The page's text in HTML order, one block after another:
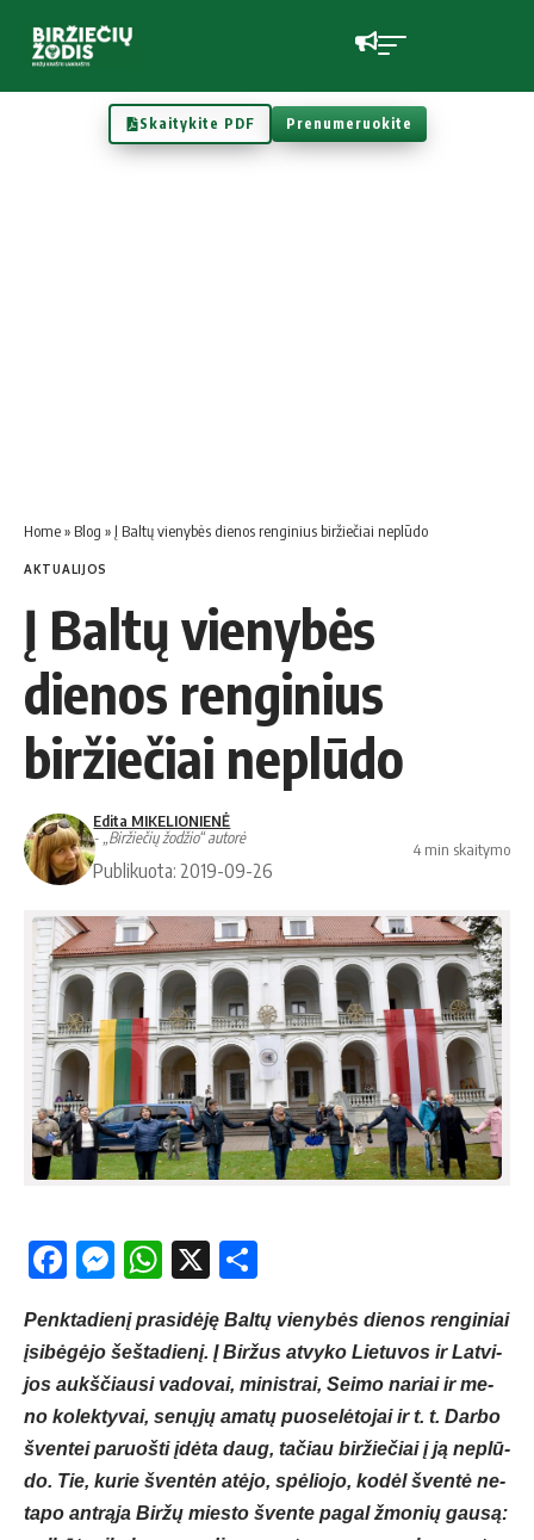
Skaitykite PDF Prenumeruokite
Home» Blog » Į Baltų vienybės dienos renginius biržiečiai neplūdo
AKTUALIJOS
Į Baltų vienybės
dienos renginius
biržiečiai neplūdo
Edita MIKELIONIENĖ
- „Biržiečių žodžio“ autorė
Publikuota: 2019-09-26
4 min skaitymo
Facebook
Messenger
WhatsApp
X
Penk­ta­die­nį pra­si­dė­ję Bal­tų vie­ny­bės die­nos ren­gi­niai
įsi­bė­gė­jo šeš­ta­die­nį. Į Bir­žus at­vy­ko Lie­tu­vos ir Lat­vi­
jos aukš­čiau­si va­do­vai, mi­nist­rai, Sei­mo na­riai ir me­
no ko­lek­ty­vai, se­nų­jų ama­tų puo­se­lė­to­jai ir t. t. Dar­bo
šven­tei pa­ruoš­ti įdė­ta daug, ta­čiau bir­žie­čiai į ją ne­plū­
do. Tie, ku­rie šven­tėn atė­jo, spė­lio­jo, ko­dėl šven­tė ne­
ta­po ant­rą­ja Bir­žų mies­to šven­te pa­gal žmo­nių gau­są: